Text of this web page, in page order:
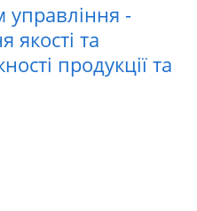
управління -
та
продукції та